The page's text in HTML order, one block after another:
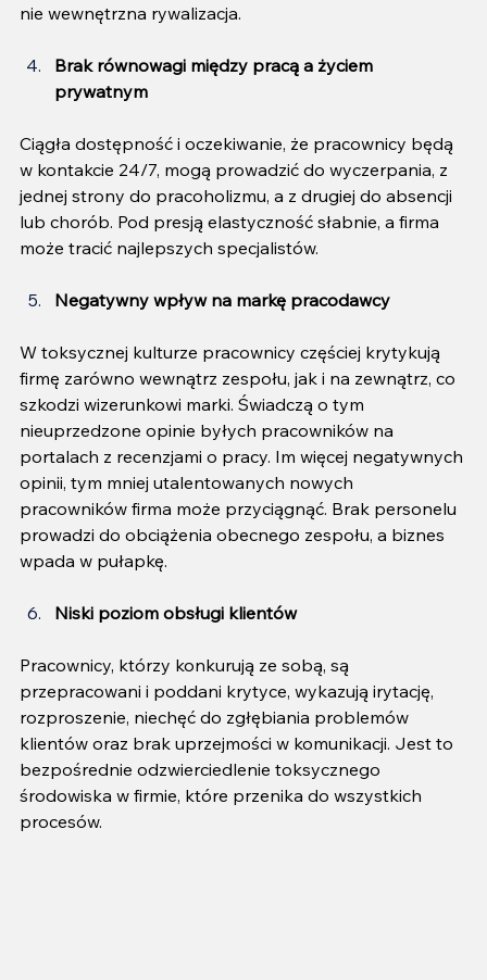
nie wewnętrzna rywalizacja.
Brak równowagi między pracą a życiem
prywatnym
Ciągła dostępność i oczekiwanie, że pracownicy będą
w kontakcie 24/7, mogą prowadzić do wyczerpania, z
jednej strony do pracoholizmu, a z drugiej do absencji
lub chorób. Pod presją elastyczność słabnie, a firma
może tracić najlepszych specjalistów.
Negatywny wpływ na markę pracodawcy
W toksycznej kulturze pracownicy częściej krytykują
firmę zarówno wewnątrz zespołu, jak i na zewnątrz, co
szkodzi wizerunkowi marki. Świadczą o tym
nieuprzedzone opinie byłych pracowników na
portalach z recenzjami o pracy. Im więcej negatywnych
opinii, tym mniej utalentowanych nowych
pracowników firma może przyciągnąć. Brak personelu
prowadzi do obciążenia obecnego zespołu, a biznes
wpada w pułapkę.
Niski poziom obsługi klientów
Pracownicy, którzy konkurują ze sobą, są
przepracowani i poddani krytyce, wykazują irytację,
rozproszenie, niechęć do zgłębiania problemów
klientów oraz brak uprzejmości w komunikacji. Jest to
bezpośrednie odzwierciedlenie toksycznego
środowiska w firmie, które przenika do wszystkich
procesów.